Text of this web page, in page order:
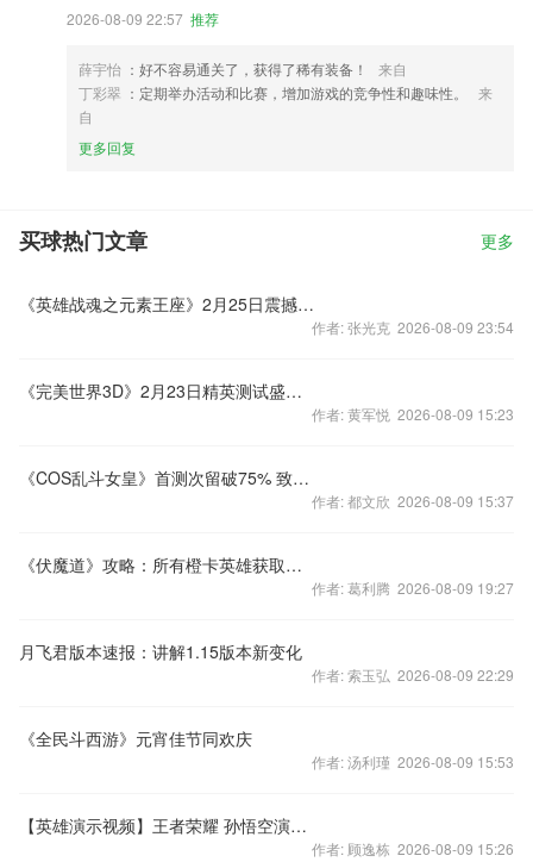
2026-08-09 22:57 推荐
薛宇怡 ：好不容易通关了，获得了稀有装备！
来自
丁彩翠 ：定期举办活动和比赛，增加游戏的竞争性和趣味性。
来
自
更多回复
买球热门文章 更多
《英雄战魂之元素王座》2月25日震撼内测
作者: 张光克 2026-08-09 23:54
《完美世界3D》2月23日精英测试盛大开启
作者: 黄军悦 2026-08-09 15:23
《COS乱斗女皇》首测次留破75% 致谢玩家
作者: 都文欣 2026-08-09 15:37
《伏魔道》攻略：所有橙卡英雄获取方法
作者: 葛利腾 2026-08-09 19:27
月飞君版本速报：讲解1.15版本新变化
作者: 索玉弘 2026-08-09 22:29
《全民斗西游》元宵佳节同欢庆
作者: 汤利瑾 2026-08-09 15:53
【英雄演示视频】王者荣耀 孙悟空演示视频
作者: 顾逸栋 2026-08-09 15:26